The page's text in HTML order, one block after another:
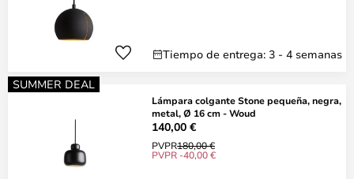
Tiempo de entrega: 3 - 4 semanas
SUMMER DEAL
Lámpara colgante Stone pequeña, negra,
metal, Ø 16 cm - Woud
140,00 €
PVPR180,00 €
PVPR -40,00 €